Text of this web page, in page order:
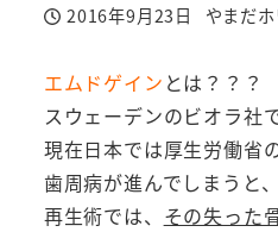
投稿日
2016年9月23日
著
やまだ
エムドゲイン とは？？？
スウェーデンのビオラ社
現在日本では厚生労働省
歯周病が進んでしまうと
再生術では、 その失った